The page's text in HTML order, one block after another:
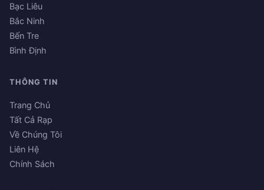
Bạc Liêu
Bắc Ninh
Bến Tre
Bình Định
THÔNG TIN
Trang Chủ
Tất Cả Rạp
Về Chúng Tôi
Liên Hệ
Chính Sách